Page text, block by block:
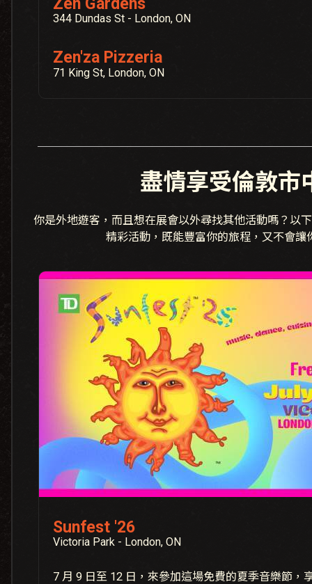
Zen Gardens
344 Dundas St - London, ON
Zen'za Pizzeria
71 King St, London, ON
盡情享受倫敦市
你是外地遊客，而且想在展會以外尋找其他活動嗎？以
精彩活動，既能豐富你的旅程，又不會讓
Sunfest '26
Victoria Park - London, ON
7 月 9 日至 12 日，來參加這場免費的夏季音樂節，